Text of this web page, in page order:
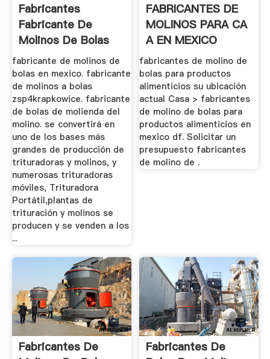
Fabricantes
Fabricante De
Molinos De Bolas
fabricante de molinos de
bolas en mexico. fabricante
de molinos a bolas
zsp4krapkowice. fabricante
de bolas de molienda del
molino. se convertirá en
uno de los bases más
grandes de producción de
trituradoras y molinos, y
numerosas trituradoras
móviles, Trituradora
Portátil,plantas de
trituración y molinos se
producen y se venden a los
...
FABRICANTES DE
MOLINOS PARA CA
A EN MEXICO
fabricantes de molino de
bolas para productos
alimenticios su ubicación
actual Casa > fabricantes
de molino de bolas para
productos alimenticios en
mexico df. Solicitar un
presupuesto fabricantes
de molino de .
Fabricantes De
Fabricantes De